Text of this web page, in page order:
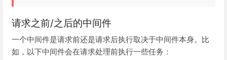
请求之前/之后的中间件
一个中间件是请求前还是请求后执行取决于中间件本身。比
如，以下中间件会在请求处理前执行一些任务：